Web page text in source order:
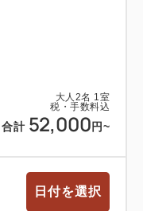
大人 2名 1 室
税・手数料込
合計 52,000 円~
日付を選択